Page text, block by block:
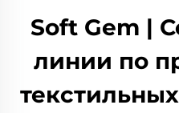
Soft Gem |
линии по